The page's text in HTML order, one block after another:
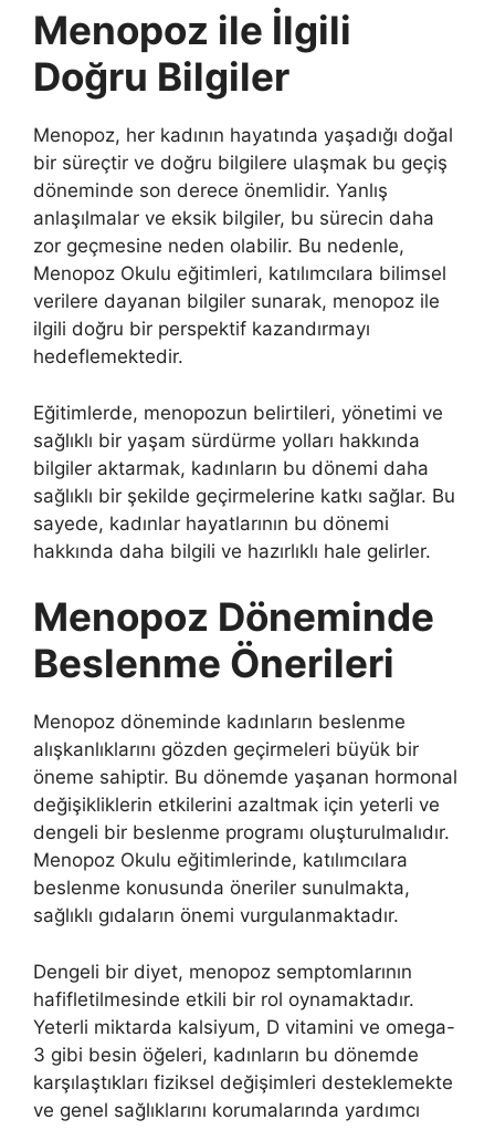
Menopoz ile İlgili
Doğru Bilgiler
Menopoz, her kadının hayatında yaşadığı doğal
bir süreçtir ve doğru bilgilere ulaşmak bu geçiş
döneminde son derece önemlidir. Yanlış
anlaşılmalar ve eksik bilgiler, bu sürecin daha
zor geçmesine neden olabilir. Bu nedenle,
Menopoz Okulu eğitimleri, katılımcılara bilimsel
verilere dayanan bilgiler sunarak, menopoz ile
ilgili doğru bir perspektif kazandırmayı
hedeflemektedir.
Eğitimlerde, menopozun belirtileri, yönetimi ve
sağlıklı bir yaşam sürdürme yolları hakkında
bilgiler aktarmak, kadınların bu dönemi daha
sağlıklı bir şekilde geçirmelerine katkı sağlar. Bu
sayede, kadınlar hayatlarının bu dönemi
hakkında daha bilgili ve hazırlıklı hale gelirler.
Menopoz Döneminde
Beslenme Önerileri
Menopoz döneminde kadınların beslenme
alışkanlıklarını gözden geçirmeleri büyük bir
öneme sahiptir. Bu dönemde yaşanan hormonal
değişikliklerin etkilerini azaltmak için yeterli ve
dengeli bir beslenme programı oluşturulmalıdır.
Menopoz Okulu eğitimlerinde, katılımcılara
beslenme konusunda öneriler sunulmakta,
sağlıklı gıdaların önemi vurgulanmaktadır.
Dengeli bir diyet, menopoz semptomlarının
hafifletilmesinde etkili bir rol oynamaktadır.
Yeterli miktarda kalsiyum, D vitamini ve omega-
3 gibi besin öğeleri, kadınların bu dönemde
karşılaştıkları fiziksel değişimleri desteklemekte
ve genel sağlıklarını korumalarında yardımcı